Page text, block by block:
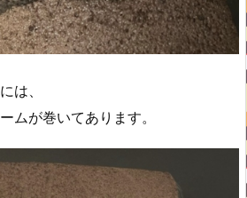
は、
ムが巻いてあります。